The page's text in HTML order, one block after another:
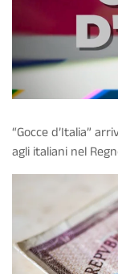
“Gocce d’Italia”
agli italiani nel